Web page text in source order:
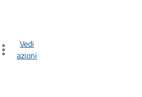
Vedi
azioni